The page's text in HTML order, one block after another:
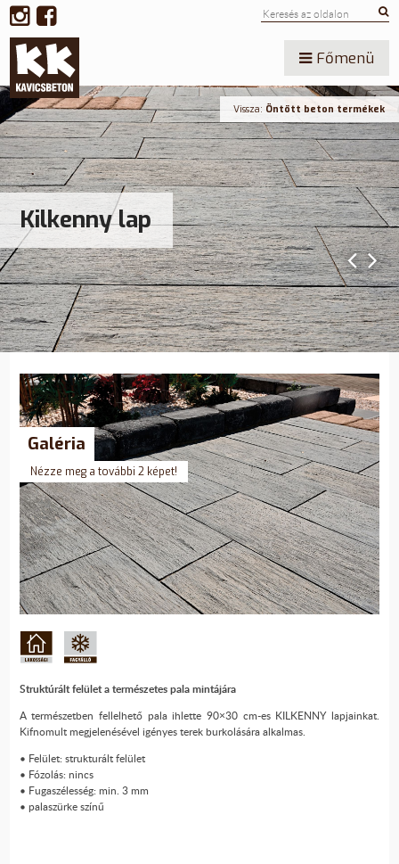
Főmenü
Kilkenny lap
Vissza: Öntött beton termékek
Galéria
Nézze meg a további 2 képet!
Struktúrált felület a természetes pala mintájára
A természetben fellelhető pala ihlette 90×30 cm-es KILKENNY lapjainkat.
Kifnomult megjelenésével igényes terek burkolására alkalmas.
• Felület: strukturált felület
• Fózolás: nincs
• Fugaszélesség: min. 3 mm
• palaszürke színű